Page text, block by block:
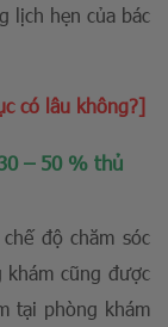
lịch hẹn của bác
có lâu không?]
– 50 % thủ
độ chăm sóc
cũng được
tại phòng khám